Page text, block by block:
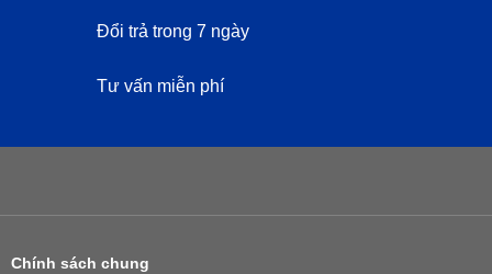
Đổi trả trong 7 ngày
Tư vấn miễn phí
Chính sách chung